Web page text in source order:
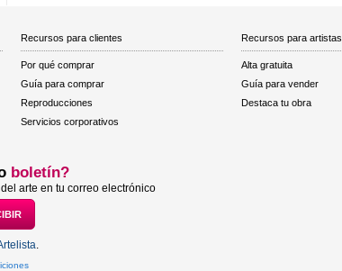
Recursos para clientes
Por qué comprar
Guía para comprar
Reproducciones
Servicios corporativos
Recursos para artistas
Alta gratuita
Guía para vender
Destaca tu obra
boletín?
arte en tu correo electrónico
.